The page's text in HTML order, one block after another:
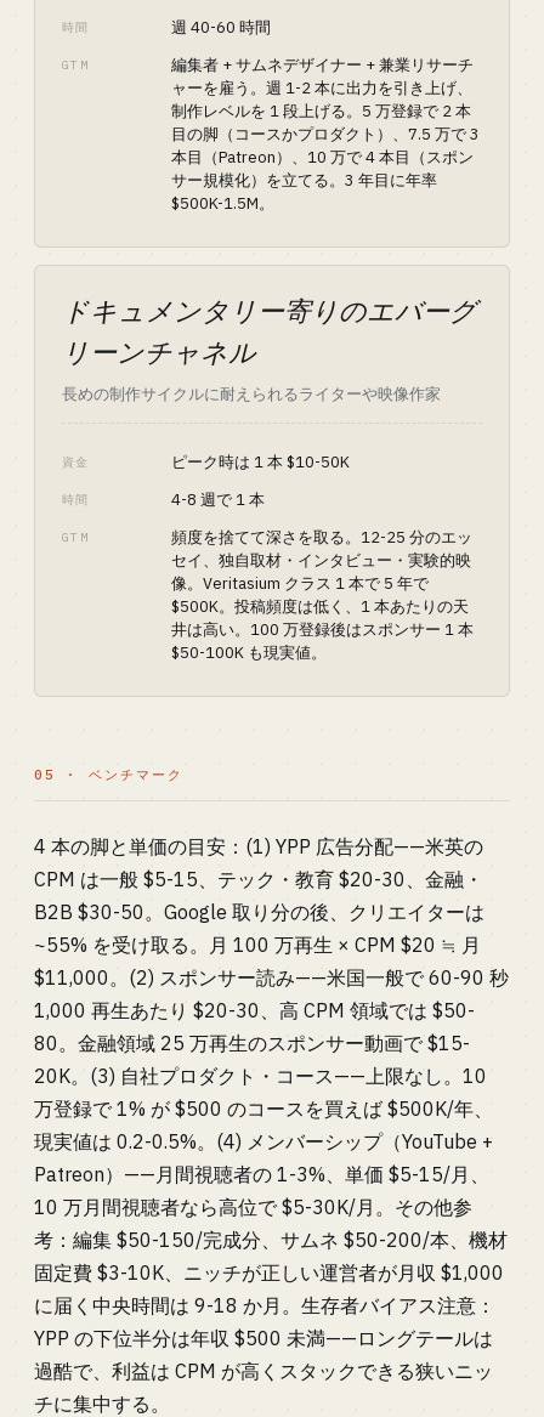
時間 週 40-60 時間
GTM
編集者 + サムネデザイナー + 兼業リサーチ
ャーを雇う。週 1-2 本に出力を引き上げ、
制作レベルを 1 段上げる。5 万登録で 2 本
目の脚（コースかプロダクト）、7.5 万で 3
本目（Patreon）、10 万で 4 本目（スポン
サー規模化）を立てる。3 年目に年率
$500K-1.5M。
ドキュメンタリー寄りのエバーグ
リーンチャネル
長めの制作サイクルに耐えられるライターや映像作家
資金 ピーク時は 1 本 $10-50K
時間 4-8 週で 1 本
GTM
頻度を捨てて深さを取る。12-25 分のエッ
セイ、独自取材・インタビュー・実験的映
像。Veritasium クラス 1 本で 5 年で
$500K。投稿頻度は低く、1 本あたりの天
井は高い。100 万登録後はスポンサー 1 本
$50-100K も現実値。
05 · ベンチマーク
4 本の脚と単価の目安：(1) YPP 広告分配——米英の
CPM は一般 $5-15、テック・教育 $20-30、金融・
B2B $30-50。Google 取り分の後、クリエイターは
~55% を受け取る。月 100 万再生 × CPM $20 ≒ 月
$11,000。(2) スポンサー読み——米国一般で 60-90 秒
1,000 再生あたり $20-30、高 CPM 領域では $50-
80。金融領域 25 万再生のスポンサー動画で $15-
20K。(3) 自社プロダクト・コース——上限なし。10
万登録で 1% が $500 のコースを買えば $500K/年、
現実値は 0.2-0.5%。(4) メンバーシップ（YouTube +
Patreon）——月間視聴者の 1-3%、単価 $5-15/月、
10 万月間視聴者なら高位で $5-30K/月。その他参
考：編集 $50-150/完成分、サムネ $50-200/本、機材
固定費 $3-10K、ニッチが正しい運営者が月収 $1,000
に届く中央時間は 9-18 か月。生存者バイアス注意：
YPP の下位半分は年収 $500 未満——ロングテールは
過酷で、利益は CPM が高くスタックできる狭いニッ
チに集中する。